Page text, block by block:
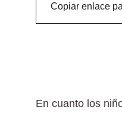
Copiar enlace
En cuanto los